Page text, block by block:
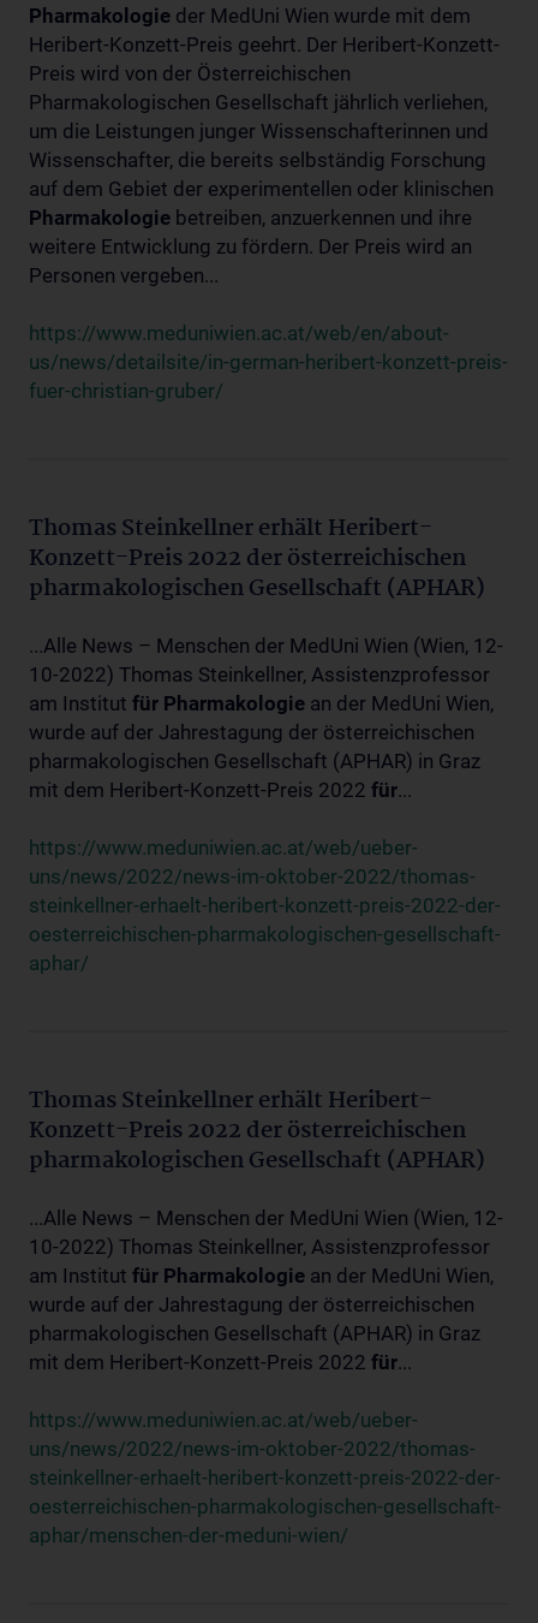
Pharmakologie der MedUni Wien wurde mit dem
Heribert-Konzett-Preis geehrt. Der Heribert-Konzett-
Preis wird von der Österreichischen
Pharmakologischen Gesellschaft jährlich verliehen,
um die Leistungen junger Wissenschafterinnen und
Wissenschafter, die bereits selbständig Forschung
auf dem Gebiet der experimentellen oder klinischen
Pharmakologie betreiben, anzuerkennen und ihre
weitere Entwicklung zu fördern. Der Preis wird an
Personen vergeben...
https://www.meduniwien.ac.at/web/en/about-
us/news/detailsite/in-german-heribert-konzett-preis-
fuer-christian-gruber/
Thomas Steinkellner erhält Heribert-
Konzett-Preis 2022 der österreichischen
pharmakologischen Gesellschaft (APHAR)
...Alle News – Menschen der MedUni Wien (Wien, 12-
10-2022) Thomas Steinkellner, Assistenzprofessor
am Institut für Pharmakologie an der MedUni Wien,
wurde auf der Jahrestagung der österreichischen
pharmakologischen Gesellschaft (APHAR) in Graz
mit dem Heribert-Konzett-Preis 2022 für...
https://www.meduniwien.ac.at/web/ueber-
uns/news/2022/news-im-oktober-2022/thomas-
steinkellner-erhaelt-heribert-konzett-preis-2022-der-
oesterreichischen-pharmakologischen-gesellschaft-
aphar/
Thomas Steinkellner erhält Heribert-
Konzett-Preis 2022 der österreichischen
pharmakologischen Gesellschaft (APHAR)
...Alle News – Menschen der MedUni Wien (Wien, 12-
10-2022) Thomas Steinkellner, Assistenzprofessor
am Institut für Pharmakologie an der MedUni Wien,
wurde auf der Jahrestagung der österreichischen
pharmakologischen Gesellschaft (APHAR) in Graz
mit dem Heribert-Konzett-Preis 2022 für...
https://www.meduniwien.ac.at/web/ueber-
uns/news/2022/news-im-oktober-2022/thomas-
steinkellner-erhaelt-heribert-konzett-preis-2022-der-
oesterreichischen-pharmakologischen-gesellschaft-
aphar/menschen-der-meduni-wien/